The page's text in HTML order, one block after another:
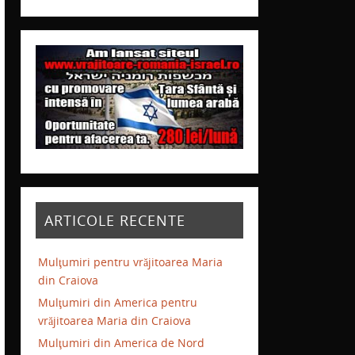
ARTICOLE RECENTE
Mulţumiri pentru vrăjitoarea Maria
din Craiova
Mulţumiri din America pentru
vrăjitoarea Maria din Craiova
Mulţumiri din America de Nord